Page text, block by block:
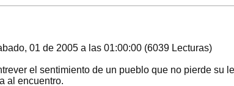
01 de 2005 a las 01:00:00 (6039 Lecturas)
el sentimiento de un pueblo que no pierde su
al encuentro.